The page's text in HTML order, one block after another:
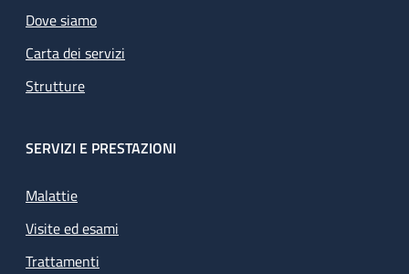
Dove siamo
Carta dei servizi
Strutture
SERVIZI E PRESTAZIONI
Malattie
Visite ed esami
Trattamenti